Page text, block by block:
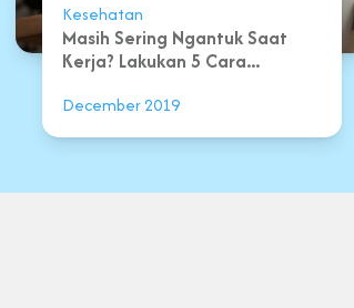
Kesehatan
Masih Sering Ngantuk Saat
Kerja? Lakukan 5 Cara...
December 2019